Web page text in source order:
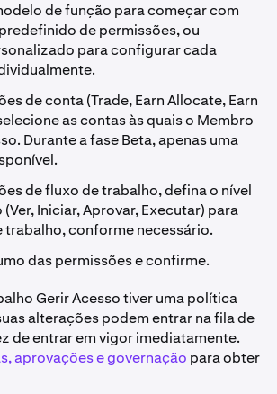
de função para começar com
de permissões, ou
para configurar cada
de conta (Trade, Earn Allocate, Earn
as contas às quais o Membro
Durante a fase Beta, apenas uma
de fluxo de trabalho, defina o nível
Iniciar, Aprovar, Executar) para
trabalho, conforme necessário.
das permissões e confirme.
Gerir Acesso tiver uma política
alterações podem entrar na fila de
de entrar em vigor imediatamente.
aprovações e governação para obter